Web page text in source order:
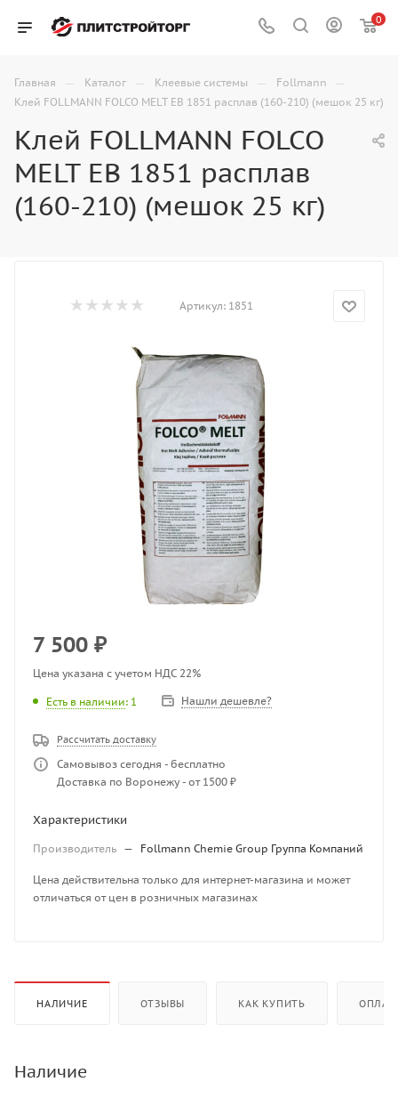
0
Главная — Каталог — Клеевые системы — Follmann —
Клей FOLLMANN FOLCO MELT EB 1851 расплав (160-210) (мешок 25 кг)
Клей FOLLMANN FOLCO
MELT EB 1851 расплав
(160-210) (мешок 25 кг)
Артикул: 1851
7 500 ₽
Цена указана с учетом НДС 22%
Есть в наличии: 1 Нашли дешевле?
Рассчитать доставку
Самовывоз сегодня - бесплатно
Доставка по Воронежу - от 1500 ₽
Характеристики
Производитель — Follmann Chemie Group Группа Компаний
Цена действительна только для интернет-магазина и может
отличаться от цен в розничных магазинах
НАЛИЧИЕ ОТЗЫВЫ КАК КУПИТЬ
Наличие